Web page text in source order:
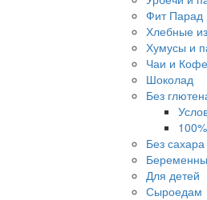
Фит Парад
Хлебные
Хумусы и
Чаи и Кофе
Шоколад
Без
Без сахара
Для детей
Сыроедам